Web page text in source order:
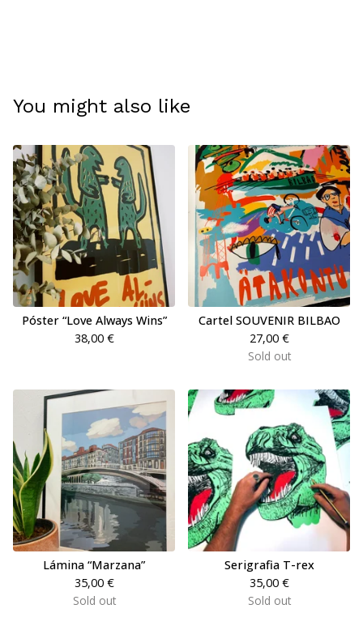
You might also like
Póster “Love Always Wins”
38,00 €
Cartel SOUVENIR BILBAO
27,00 €
Sold out
Lámina “Marzana”
35,00 €
Sold out
Serigrafia T-rex
35,00 €
Sold out